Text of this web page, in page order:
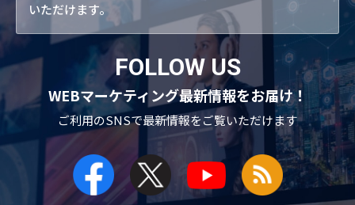
いただけます。
FOLLOW US
WEBマーケティング最新情報をお届け！
ご利用のSNSで最新情報をご覧いただけます